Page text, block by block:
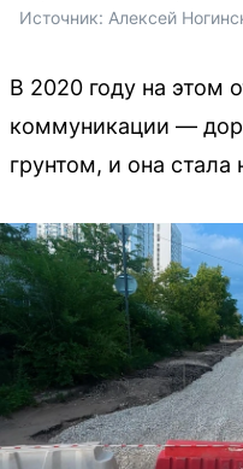
Источник: Алексей
В 2020 году на этом
коммуникации —
грунтом, и она стала